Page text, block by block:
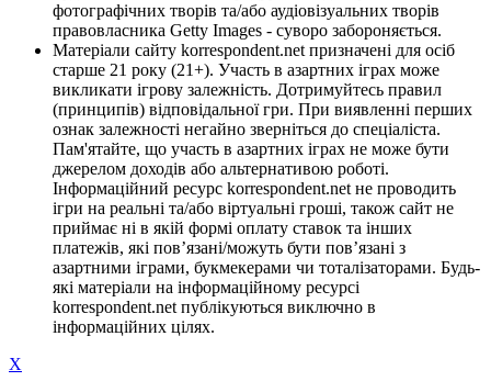
фотографічних творів та/або аудіовізуальних творів
правовласника Getty Images - суворо забороняється.
Матеріали сайту korrespondent.net призначені для осіб
старше 21 року (21+). Участь в азартних іграх може
викликати ігрову залежність. Дотримуйтесь правил
(принципів) відповідальної гри. При виявленні перших
ознак залежності негайно зверніться до спеціаліста.
Пам'ятайте, що участь в азартних іграх не може бути
джерелом доходів або альтернативою роботі.
Інформаційний ресурс korrespondent.net не проводить
ігри на реальні та/або віртуальні гроші, також сайт не
приймає ні в якій формі оплату ставок та інших
платежів, які пов’язані/можуть бути пов’язані з
азартними іграми, букмекерами чи тоталізаторами. Будь-
які матеріали на інформаційному ресурсі
korrespondent.net публікуються виключно в
інформаційних цілях.
X